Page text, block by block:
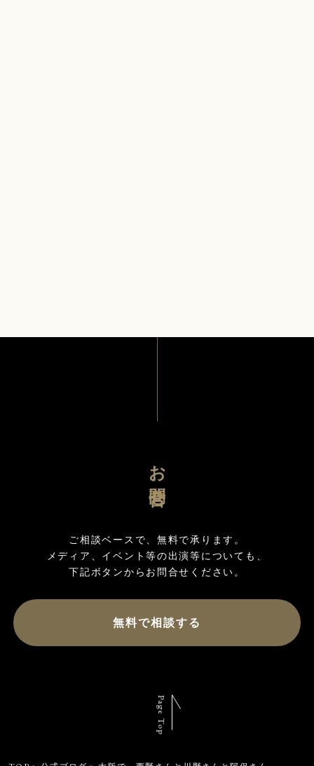
お問合せ
ご相談ベースで、無料で承ります。
メディア、イベント等の出演等についても、
無料で相談する
Page Top